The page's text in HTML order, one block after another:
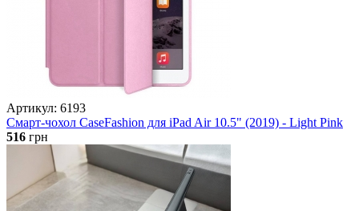
Артикул: 6193
Смарт-чохол CaseFashion для iPad Air 10.5" (2019) - Light Pink
516 грн